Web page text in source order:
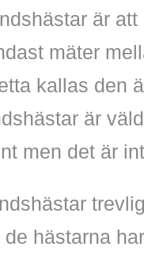
är
mäter
kallas den
är
men det är
hästarna